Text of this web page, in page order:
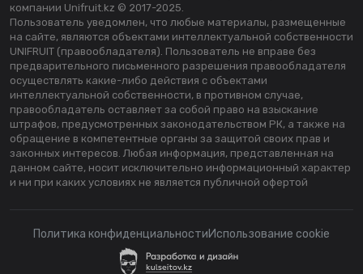
компании Unifruit.kz © 2017-2025.
Пользователь уведомлен, что любые материалы, размещенные
на сайте, являются объектами интеллектуальной собственности
UNIFRUIT (правообладателя). Пользователь не вправе без
предварительного письменного разрешения правообладателя
осуществлять какие-либо действия с объектами
интеллектуальной собственности, в противном случае,
правообладатель оставляет за собой право на взыскание
штрафов, предусмотренных законодательством РК, а также на
обращение в компетентные органы за защитой своих прав и
законных интересов. Любая информация, представленная на
данном сайте, носит исключительно информационный характер
и ни при каких условиях не является публичной офертой
Политика конфиденциальностиИспользование cookie